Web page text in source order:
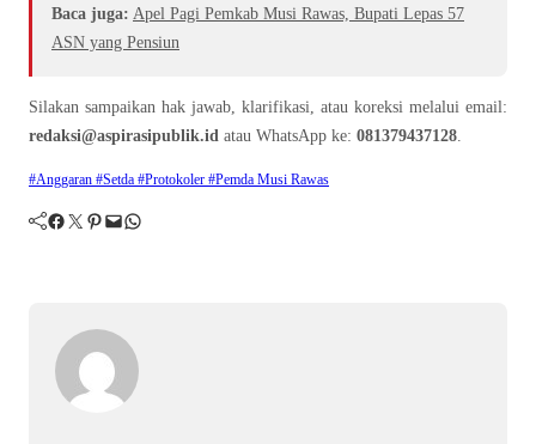
Baca juga: Apel Pagi Pemkab Musi Rawas, Bupati Lepas 57
ASN yang Pensiun
Silakan sampaikan hak jawab, klarifikasi, atau koreksi melalui email:
redaksi@aspirasipublik.id atau WhatsApp ke: 081379437128
#Anggaran #Setda #Protokoler #Pemda Musi Rawas
Facebook Twitter Pinterest Mail WhatsApp